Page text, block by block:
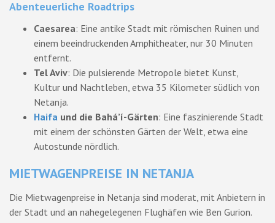
Abenteuerliche Roadtrips
Caesarea: Eine antike Stadt mit römischen Ruinen und
einem beeindruckenden Amphitheater, nur 30 Minuten
entfernt.
Tel Aviv: Die pulsierende Metropole bietet Kunst,
Kultur und Nachtleben, etwa 35 Kilometer südlich von
Netanja.
Haifa und die Bahá’í-Gärten: Eine faszinierende Stadt
mit einem der schönsten Gärten der Welt, etwa eine
Autostunde nördlich.
MIETWAGENPREISE IN NETANJA
Die Mietwagenpreise in Netanja sind moderat, mit Anbietern in
der Stadt und an nahegelegenen Flughäfen wie Ben Gurion.